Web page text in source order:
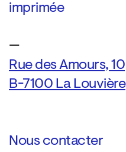
imprimée
—
Rue des Amours, 10
B-7100 La Louvière
Nous contacter